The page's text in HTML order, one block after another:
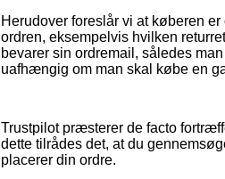
Herudover foreslår vi at køberen
ordren, eksempelvis hvilken
bevarer sin ordremail, således
uafhængig om man skal købe en
Trustpilot præsterer de facto
dette tilrådes det, at du
placerer din ordre.